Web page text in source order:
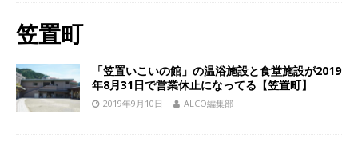
笠置町
「笠置いこいの館」の温浴施設と食堂施設が2019
年8月31日で営業休止になってる【笠置町】
2019年9月10日 ALCO編集部